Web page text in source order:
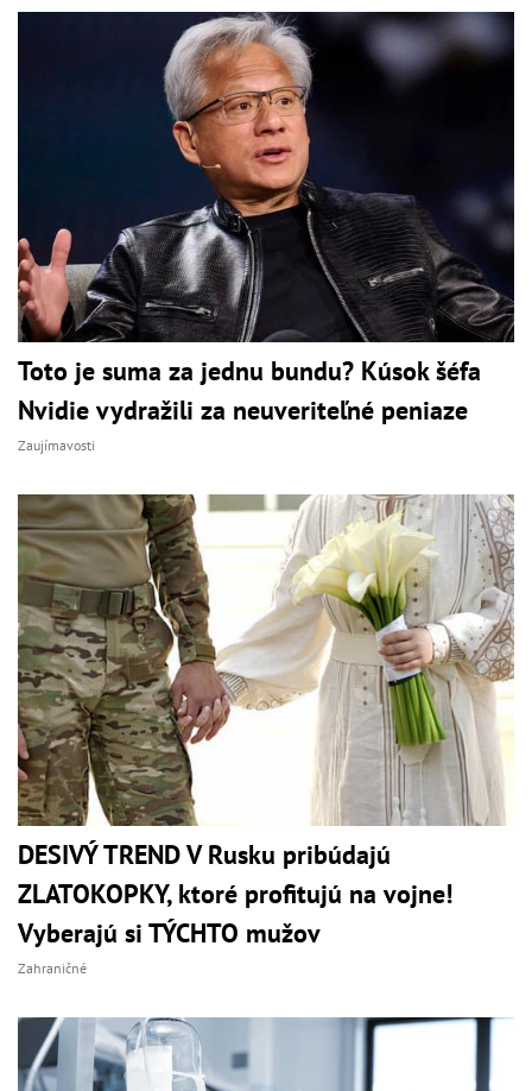
Toto je suma za jednu bundu? Kúsok šéfa
Nvidie vydražili za neuveriteľné peniaze
Zaujímavosti
DESIVÝ TREND V Rusku pribúdajú
ZLATOKOPKY, ktoré profitujú na vojne!
Vyberajú si TÝCHTO mužov
Zahraničné